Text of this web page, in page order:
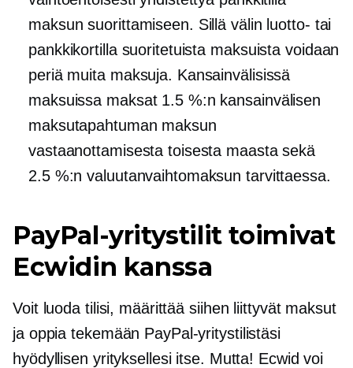
maksun suorittamiseen. Sillä välin luotto- tai
pankkikortilla suoritetuista maksuista voidaan
periä muita maksuja. Kansainvälisissä
maksuissa maksat 1.5 %:n kansainvälisen
maksutapahtuman maksun
vastaanottamisesta toisesta maasta sekä
2.5 %:n valuutanvaihtomaksun tarvittaessa.
PayPal-yritystilit toimivat
Ecwidin kanssa
Voit luoda tilisi, määrittää siihen liittyvät maksut
ja oppia tekemään PayPal-yritystilistäsi
hyödyllisen yrityksellesi itse. Mutta! Ecwid voi